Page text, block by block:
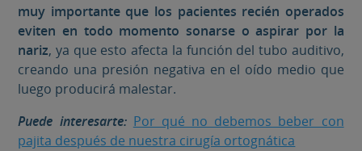
muy importante que los pacientes recién operados
eviten en todo momento sonarse o aspirar por la
nariz, ya que esto afecta la función del tubo auditivo,
creando una presión negativa en el oído medio que
luego producirá malestar.
Puede interesarte: Por qué no debemos beber con
pajita después de nuestra cirugía ortognática